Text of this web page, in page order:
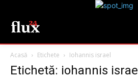
Acasă Etichete Iohannis israel
Etichetă: iohannis israel